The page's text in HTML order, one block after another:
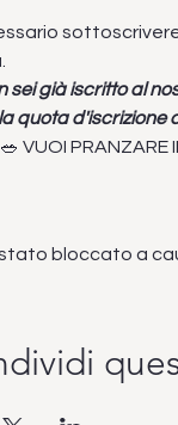
sei già iscritto al
quota d'iscrizione
VUOI
bloccato a